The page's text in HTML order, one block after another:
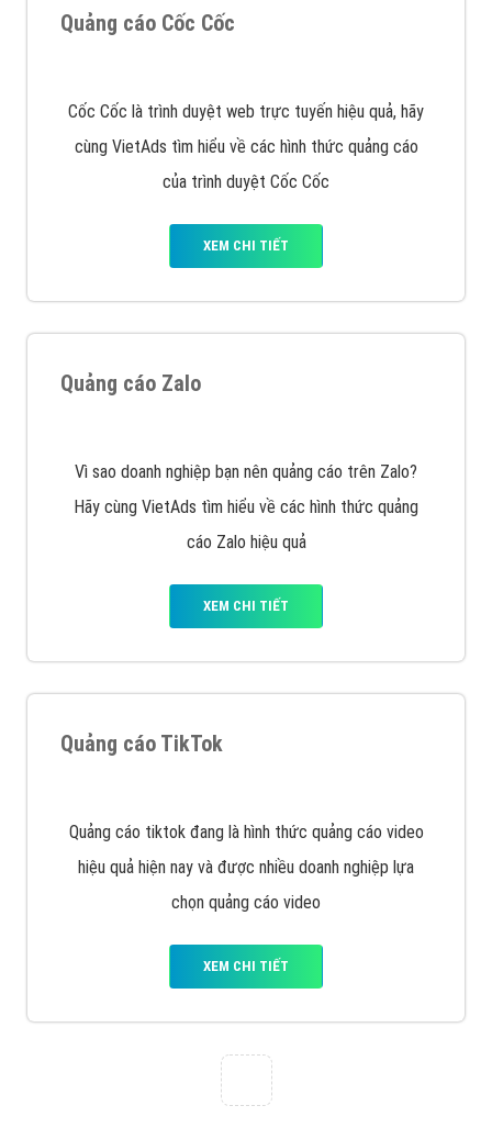
Quảng cáo Cốc Cốc
Cốc Cốc là trình duyệt web trực tuyến hiệu quả, hãy
cùng VietAds tìm hiểu về các hình thức quảng cáo
của trình duyệt Cốc Cốc
XEM CHI TIẾT
Quảng cáo Zalo
Vì sao doanh nghiệp bạn nên quảng cáo trên Zalo?
Hãy cùng VietAds tìm hiểu về các hình thức quảng
cáo Zalo hiệu quả
XEM CHI TIẾT
Quảng cáo TikTok
Quảng cáo tiktok đang là hình thức quảng cáo video
hiệu quả hiện nay và được nhiều doanh nghiệp lựa
chọn quảng cáo video
XEM CHI TIẾT